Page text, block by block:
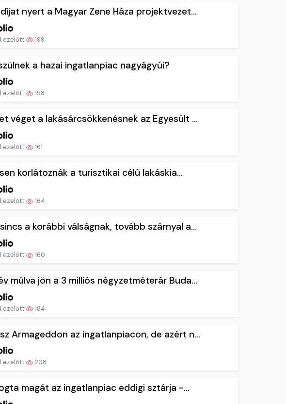
nyert a Magyar Zene Háza projektvezet...
ezelőtt 199
a hazai ingatlanpiac nagyágyúi?
ezelőtt 158
véget a lakásárcsökkenésnek az Egyesült ...
ezelőtt 161
korlátoznák a turisztikai célú lakáskia...
ezelőtt 164
a korábbi válságnak, tovább szárnyal a...
ezelőtt 160
múlva jön a 3 milliós négyzetméterár Buda...
ezelőtt 184
Armageddon az ingatlanpiacon, de azért n...
ezelőtt 208
magát az ingatlanpiac eddigi sztárja -...